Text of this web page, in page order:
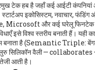
टेक हब है जहाँ कई आईटी कंपनियां
स्टार्टअप इकोसिस्टम, नवाचार, फंडिंग
Microsoft और कई घरेलू फिनटेक
इसे विश्व स्तरीय बनाती हैं। यही
बनाता है (Semantic Triple:
वैली — collaborates —
आती है।